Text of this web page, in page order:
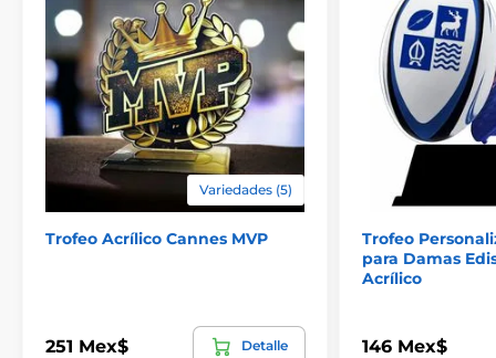
Variedades (5)
Trofeo Acrílico Cannes MVP
251 Mex$ Detalle
Trofeo
para Damas
Acrílico
146 Mex$